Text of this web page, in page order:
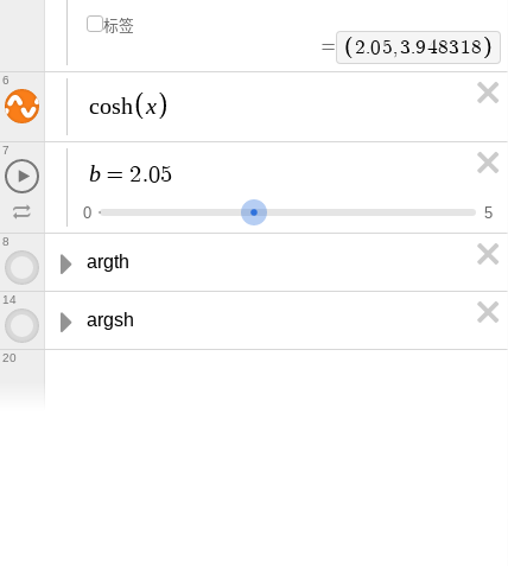
标签
= 2.05,3.948318
cosh x
6
b = 2.05
0 5
7
argth
8
argsh
14
20